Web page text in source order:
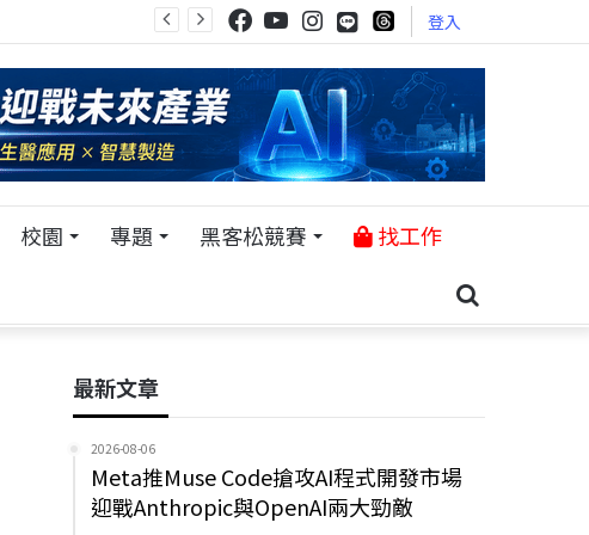
登入
校園 專題 黑客松競賽 找工作
最新文章
2026-08-06
Meta推Muse Code搶攻AI程式開發市場
迎戰Anthropic與OpenAI兩大勁敵